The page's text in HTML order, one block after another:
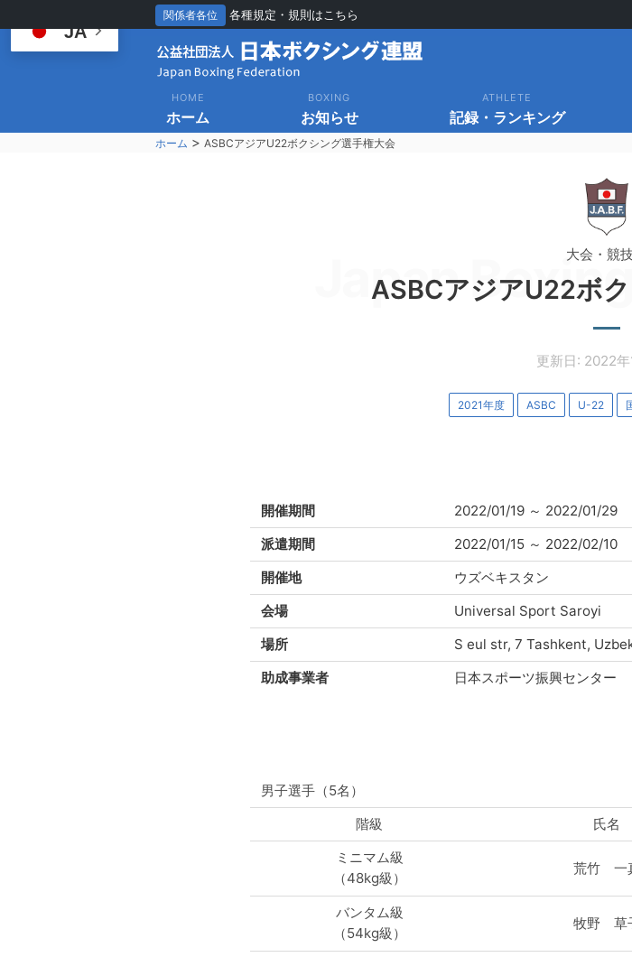
関係者各位 各種規定・規則はこちら
HOME
ホーム
BOXING
お知らせ
ATHLETE
記録・ランキング
ホーム > ASBCアジアU22ボクシング選手権大会
Japan 大会・競
ASBCアジアU22ボ
更新日: 2022年
2021年度 ASBC U-22
開催期間 2022/01/19～ 2022/01/29
派遣期間
2022/01/15～ 2022/02/10
開催地
ウズベキスタン
会場
Universal Sport Saroyi
場所
S eul str, 7 Tashkent,
助成事業者
日本スポーツ振興センター
男子選手（5名）
階級
氏名
ミニマム級
（48kg級）
荒竹 一
バンタム級
（54kg級）
牧野 草
JA